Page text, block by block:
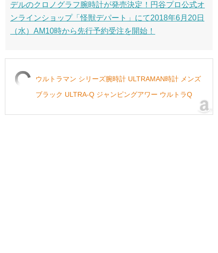
デルのクロノグラフ腕時計が発売決定！円谷プロ公式オ
ンラインショップ「怪獣デパート」にて2018年6月20日
（水）AM10時から先行予約受注を開始！
ウルトラマン シリーズ腕時計 ULTRAMAN時計 メンズ
ブラック ULTRA-Q ジャンピングアワー ウルトラQ